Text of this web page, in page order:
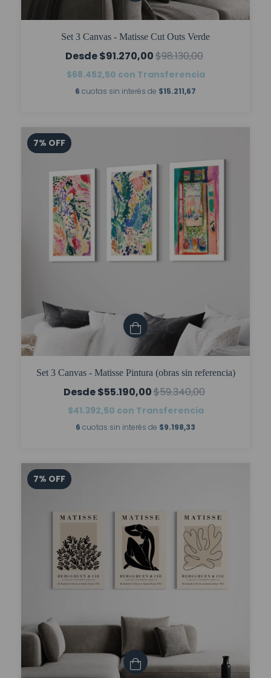
Set 3 Canvas - Matisse Cut Outs Verde
$91.270,00$98.130,00
$68.452,50 con Transferencia
6 cuotas sin interés de $15.211,67
7% OFF
Set 3 Canvas - Matisse Pintura (obras sin referencia)
$55.190,00$59.340,00
$41.392,50 con Transferencia
6 cuotas sin interés de $9.198,33
7% OFF